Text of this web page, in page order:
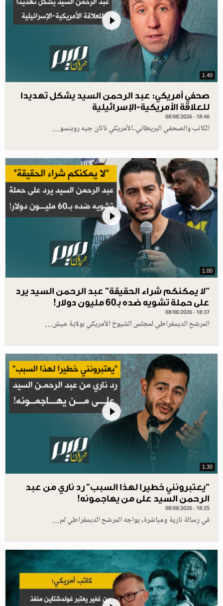
1.40
صحفي أمريكي: عبد الرحمن السيد يشكل تهديدا
للعلاقة الأمريكية-الإسرائيلية
08/08/2026 - 18:46
الكاتب والصحفي البريطاني-الأمريكي ناثان جيه روبنسو…
1.00
"لا يمكنكم شراء الحقيقة" عبد الرحمن السيد يرد
على حملة تشويه ضده بـ60 مليون دولار!
08/08/2026 - 18:37
المرشح الديمقراطي لمجلس الشيوخ الأمريكي بولاية ميش…
1.30
"يعتبرونني خطيرا لهذا السبب" رد ناري من عبد
الرحمن السيد على من يهاجمونه!
08/08/2026 - 18:25
في رسالة نارية ومباشرة، يواجه المرشح الديمقراطي لم…